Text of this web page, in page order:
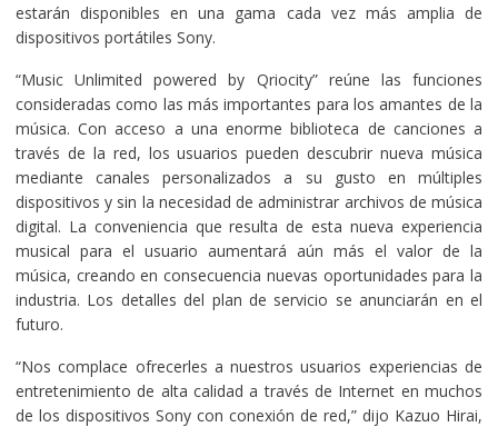
estarán disponibles en una gama cada vez más amplia de
dispositivos portátiles Sony.
“Music Unlimited powered by Qriocity” reúne las funciones
consideradas como las más importantes para los amantes de la
música. Con acceso a una enorme biblioteca de canciones a
través de la red, los usuarios pueden descubrir nueva música
mediante canales personalizados a su gusto en múltiples
dispositivos y sin la necesidad de administrar archivos de música
digital. La conveniencia que resulta de esta nueva experiencia
musical para el usuario aumentará aún más el valor de la
música, creando en consecuencia nuevas oportunidades para la
industria. Los detalles del plan de servicio se anunciarán en el
futuro.
“Nos complace ofrecerles a nuestros usuarios experiencias de
entretenimiento de alta calidad a través de Internet en muchos
de los dispositivos Sony con conexión de red,” dijo Kazuo Hirai,